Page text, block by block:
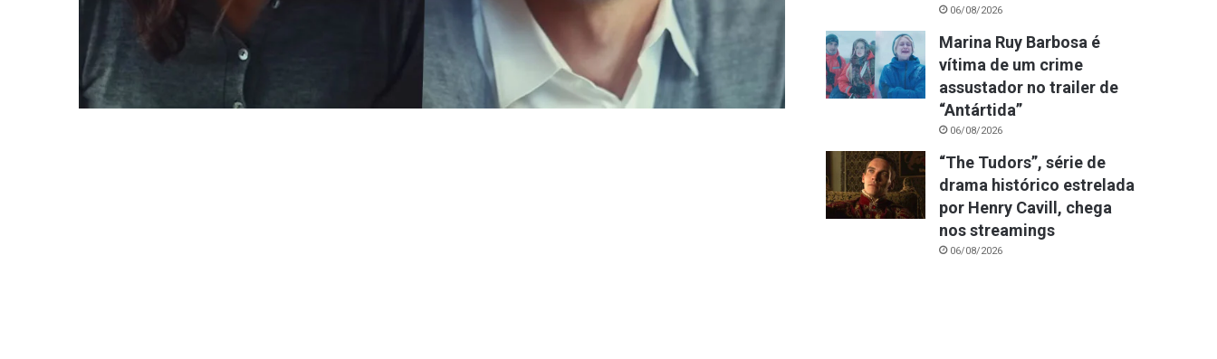
06/08/2026
Marina Ruy Barbosa é
vítima de um crime
assustador no trailer de
“Antártida”
06/08/2026
“The Tudors”, série de
drama histórico estrelada
por Henry Cavill, chega
nos streamings
06/08/2026